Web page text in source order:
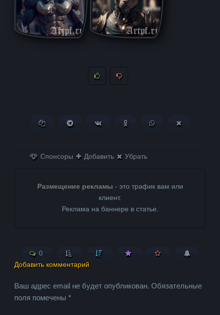
Копировать ссылкуПоделиться в Telegram
Поделиться ВКонтактеПоделиться в
Поделиться в
Спонсоры Добавить Убрать
Размещение рекламы - это трафик вам или
клиент.
Реклама на баннере в статье.
0
Добавить комментарий
Ваш адрес email не будет опубликован. Обязательные
поля помечены*